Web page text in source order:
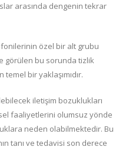
arasında dengenin tekrar
özel bir alt grubu
görülen bu sorunda tizlik
bir yaklaşımıdır.
iletişim bozuklukları
faaliyetlerini olumsuz yönde
neden olabilmektedir. Bu
tanı ve tedavisi son derece